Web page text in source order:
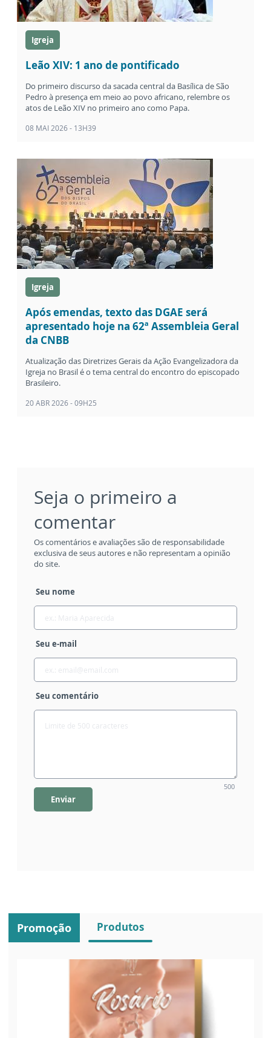
Igreja
Leão XIV: 1 ano de pontificado
Do primeiro discurso da sacada central da Basílica de São
Pedro à presença em meio ao povo africano, relembre os
atos de Leão XIV no primeiro ano como Papa.
08 MAI 2026 - 13H39
Igreja
Após emendas, texto das DGAE será
apresentado hoje na 62ª Assembleia Geral
da CNBB
Atualização das Diretrizes Gerais da Ação Evangelizadora da
Igreja no Brasil é o tema central do encontro do episcopado
Brasileiro.
20 ABR 2026 - 09H25
Seja o primeiro a
comentar
Os comentários e avaliações são de responsabilidade
exclusiva de seus autores e não representam a opinião
do site.
Seu nome
Seu e-mail
Seu comentário
500
Enviar
Promoção Produtos